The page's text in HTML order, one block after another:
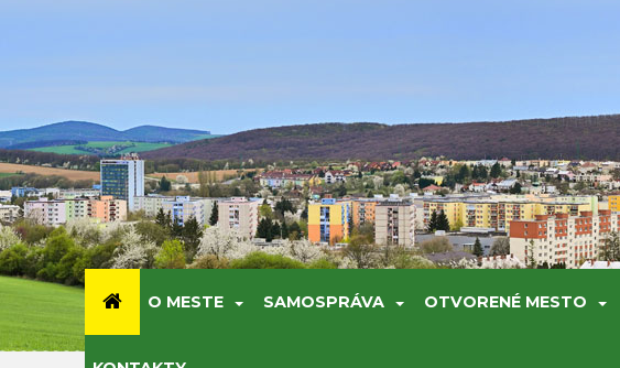
O MESTE SAMOSPRÁVA OTVORENÉ MESTO